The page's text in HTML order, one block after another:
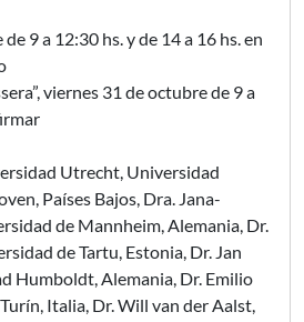
9 a 12:30 hs. y de 14 a 16 hs. en
viernes 31 de octubre de 9 a
Utrecht, Universidad
Países Bajos, Dra. Jana-
de Mannheim, Alemania, Dr.
de Tartu, Estonia, Dr. Jan
Humboldt, Alemania, Dr. Emilio
Italia, Dr. Will van der Aalst,